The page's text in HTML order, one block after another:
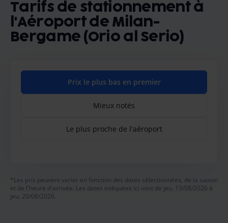
Tarifs de stationnement à
l'Aéroport de Milan-
Bergame (Orio al Serio)
Prix le plus bas en premier
Mieux notés
Le plus proche de l'aéroport
*Les prix peuvent varier en fonction des dates sélectionnées, de la saison
et de l'heure d'arrivée. Les dates indiquées ici vont de jeu. 13/08/2026 à
jeu. 20/08/2026.